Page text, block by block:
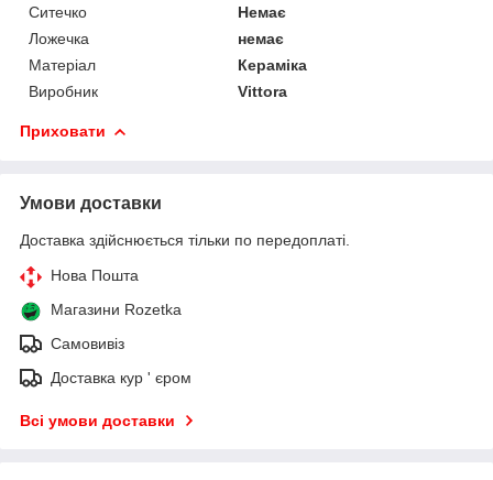
Ситечко
Немає
Ложечка
немає
Матеріал
Кераміка
Виробник
Vittora
Приховати
Умови доставки
Доставка здійснюється тільки по передоплаті.
Нова Пошта
Магазини Rozetka
Самовивіз
Доставка кур ' єром
Всі умови доставки